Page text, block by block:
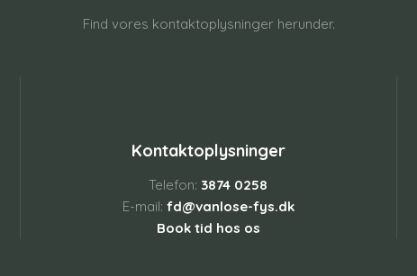
Find vores kontaktoplysninger herunder.
Kontaktoplysninger
Telefon: 3874 0258
E-mail: fd@vanlose-fys.dk
Book tid hos os